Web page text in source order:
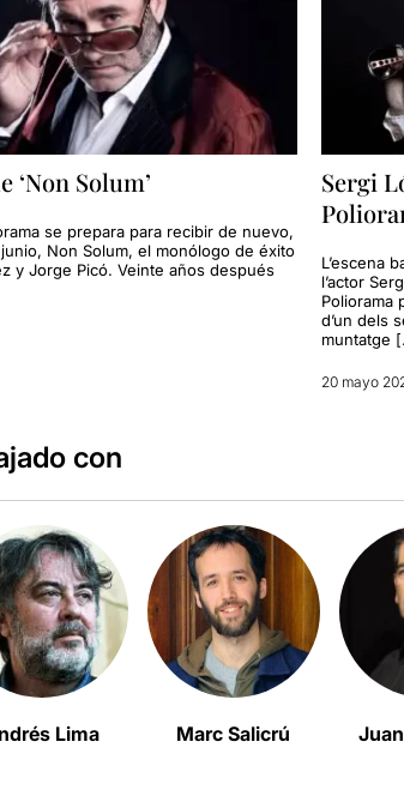
‘Non Solum’
se prepara para recibir de nuevo,
Non Solum, el monólogo de éxito
y Jorge Picó. Veinte años después
Sergi
L’escena
l’actor
Poliorama
d’un dels
muntatge
20 mayo
con
Lima Marc Salicrú